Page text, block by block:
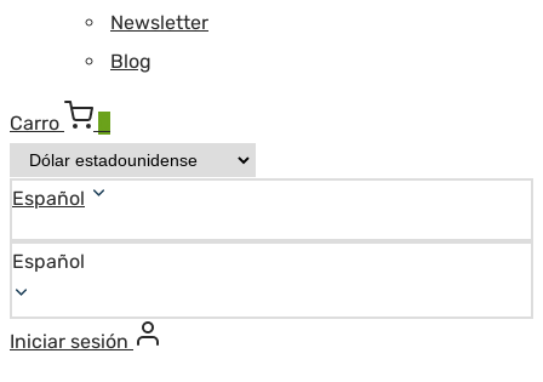
Newsletter
Blog
Carro
Español
Español
Iniciar sesión